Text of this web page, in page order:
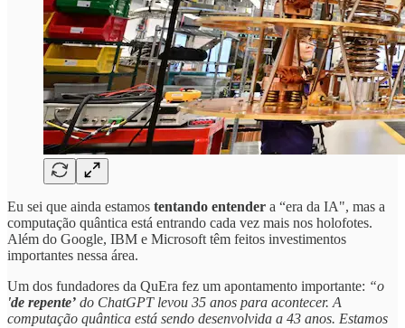
Eu sei que ainda estamos tentando entender a “era da IA", mas a
computação quântica está entrando cada vez mais nos holofotes.
Além do Google, IBM e Microsoft têm feitos investimentos
importantes nessa área.
Um dos fundadores da QuEra fez um apontamento importante: “o
'de repente’ do ChatGPT levou 35 anos para acontecer. A
computação quântica está sendo desenvolvida a 43 anos. Estamos